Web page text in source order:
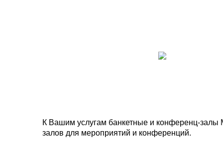
К Вашим услугам банкетные и конференц-залы
залов для мероприятий и конференций.